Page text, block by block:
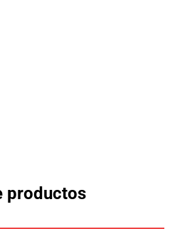
productos